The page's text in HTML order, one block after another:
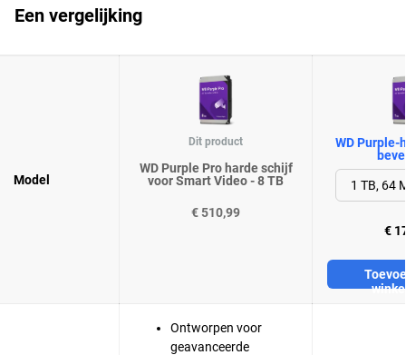
Een vergelijking
Model
Dit product
WD Purple Pro harde schijf
voor Smart Video - 8 TB
€ 510,99
WD Purple-
€
Ontworpen voor
geavanceerde